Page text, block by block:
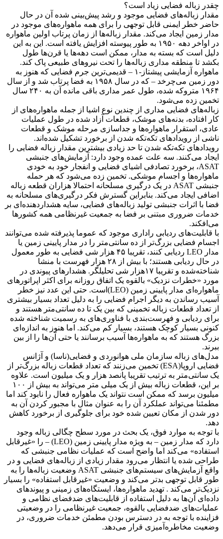
چقدر زباله فضایی زیاد است؟
مقدار زباله‌های فضایی موجود و رشد پیش‌بینی شده آن در حال
حاضر خطر ایمنی قابل توجهی را برای همه ماهواره‌های موجود در
مدار زمین ایجاد می‌کند. مقدار زباله‌ها از زمان پرتاب اولین ماهواره
در اواخر دهه ۱۹۵۰ به طور پیوسته افزایش یافته است. این به این
دلیل است که بسته به مدار، ممکن است دهه‌ها یا قرن‌ها طول
بکشد تا منطقه مداری زباله‌ها را تحت نیروهای طبیعی پاک کند.
ماهواره آزمایشی پیشتاز-۱ – قدیمی‌ترین جرم فضایی که هنوز به
دور زمین می‌چرخد – که در سال ۱۹۵۸ به فضا پرتاب شد و از سال
۱۹۶۴ متروکه شده، طول عمر مداری باقی مانده آن به ۲۴۰ سال
تخمین زده می‌شود.
زباله‌های فضایی مداری از چندین نوع اشیا از جمله ماهواره‌های از
کار افتاده، بدنه‌های موشک، قطعات آزاد شده در طول عملیات
عادی، استقرار ماهواره‌ها و جداسازی مرحله موشک و قطعات
ناشی از رویدادهای تکه‌تکه شدن از برخورد تشکیل شده‌اند.
رویدادهای تکه‌تکه شدن تا حد زیادی بیشترین مقدار زباله فضایی را
ایجاد می‌کنند. سه علت عمده وجود دارد: آزمایش‌های جنبشی
ASAT، برخورد تصادفی اشیای فضایی و انفجار خود به خودی
ماهواره‌ها و اجسام موشکی. تخمین زده می‌شود که هر حمله
جنبشی ASAT در یک درگیری مسلحانه احتمالا هزاران قطعه زباله
اضافی ایجاد می‌کند. بنابراین گسترش فکر درگیری‌های مسلحانه به
فضا با اثرات جنبشی تولید زباله‌های فضایی، سایه هشداردهنده‌ای بر
خدمات ضروری مبتنی بر فضا به جمعیت غیرنظامی همه کشورها
می‌افکند.
با قابلیت‌های ردیابی راداری موجود که عموما پذیرفته شده‌ می‌توانند
اجسام فضایی بزرگ‌تر از ده سانتی‌متر را در مدار پایینی زمین یا
مدار LEO ردیابی کنند، تقریبا ۴۵ هزار شی فضایی به طور معمول
در حال ردیابی هستند؛ با بیش از ۲۸ هزار فهرست با منشا
شناخته‌شده و تقریبا ۱۷هزار شی تحلیلگر. هشدارهای پیوندی در
مورد «خطرات نزدیک» بالقوه یک اتفاق روزانه برای اکثر اپراتورهای
ماهواره‌ای مدار پایینی زمین (LEO)است. حتی این عدد نیز خطر
آسیب رساندن به دیگر اجرام فضایی را به دلیل تعداد بسیار بیشتری
از تعداد قطعات زباله تخمینی که بین یک تا ده سانتی‌متر هستند و
برای ردیابی و فهرست‌بندی با فناوری‌های به رسمیت شناخته شده
کنونی بسیار کوچک هستند، بسیار کم می‌کند. اما هنوز به اندازه‌ای
بزرگ هستند که به ماهواره‌ها آسیب برسانند یا حتی آن‌ها را از بین
ببرند.
مدل‌های زباله سازمان ملی هوانوردی و فضایی(ناسا) و آژانس
فضایی اروپا(ESA) تخمین می‌زنند که تعداد قطعات زباله بزرگ‌تر از
یک سانتی‌متر به ترتیب تقریبا پانصد هزار و یک میلیون است. علاوه
بر این، قطعات زباله بیش از یک میلی متر می‌تواند به بیش از ۱۰۰
میلیون برسد که ممکن است نتواند یک ماهواره فعال را نابود کند اما
مطمئنا می‌تواند عملکرد آن را به عنوان مثال با مجبور کردن آن به
دور شدن از مکان تعیین شده خود برای جلوگیری از برخورد کاهش
دهد.
با توجه به موارد فوق، یک بحث در مورد سطح چگالی زباله وجود
دارد که مدار زمین – به ویژه مدار پایینی زمین (LEO) – را «غیرقابل
استفاده» می‌کند اما واضح است که عملیات نظامی جنبشی که
طراحی شده یا انتظار می‌رود مقدار زیادی از زباله‌های فضایی و در
واقع آزمایش‌های سیستم‌های جنبشی ASAT وضعیت زباله‌ها را به
طور قابل توجهی بدتر می‌کند و وضعیت «غیرقابل استفاده» را بسیار
نزدیک‌تر می‌کند . تهدید ماهواره‌ها، ایستگاه‌های زمینی و پیوندهای
داده‌ای آن‌ها به دلیل استفاده از قابلیت‌های ضدفضای نظامی و
عملیات‌های ضدفضایی بالقوه، جمعیت غیرنظامی را در وضعیتی
فزاینده با توجه به در دسترس بودن مطمئن خدمات ضروری، در
وضعیت مخاطره‌آمیزی قرار می‌دهد.